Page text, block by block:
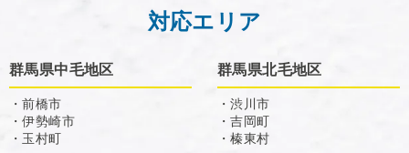
対応エリア
群馬県中毛地区
・前橋市
・伊勢崎市
・玉村町
群馬県北毛地区
・渋川市
・吉岡町
・榛東村